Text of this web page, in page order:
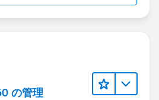
の管理